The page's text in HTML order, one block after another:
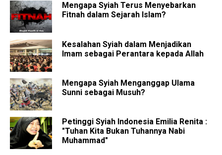
Mengapa Syiah Terus Menyebarkan
Fitnah dalam Sejarah Islam?
Kesalahan Syiah dalam Menjadikan
Imam sebagai Perantara kepada Allah
Mengapa Syiah Menganggap Ulama
Sunni sebagai Musuh?
Petinggi Syiah Indonesia Emilia Renita :
"Tuhan Kita Bukan Tuhannya Nabi
Muhammad"